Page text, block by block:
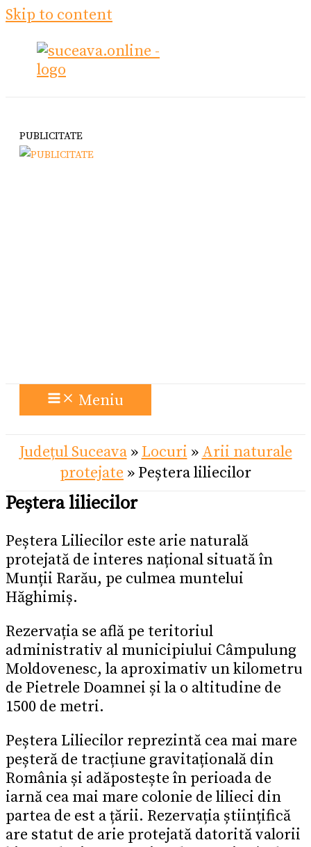
Skip to content
PUBLICITATE
Meniu
Județul Suceava» Locuri » Arii naturale
protejate » Peștera liliecilor
Peștera liliecilor
Peștera Liliecilor este arie naturală
protejată de interes național situată în
Munții Rarău, pe culmea muntelui
Hăghimiș.
Rezervația se află pe teritoriul
administrativ al municipiului Câmpulung
Moldovenesc, la aproximativ un kilometru
de Pietrele Doamnei și la o altitudine de
1500 de metri.
Peștera Liliecilor reprezintă cea mai mare
peșteră de tracțiune gravitațională din
România și adăpostește în perioada de
iarnă cea mai mare colonie de lilieci din
partea de est a țării. Rezervația științifică
are statut de arie protejată datorită valorii